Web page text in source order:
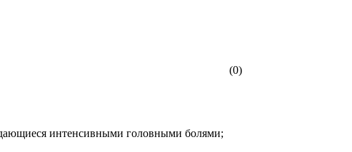
(0)
интенсивными головными болями;